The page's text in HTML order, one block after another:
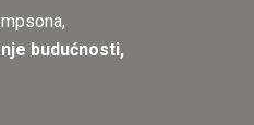
budućnosti,